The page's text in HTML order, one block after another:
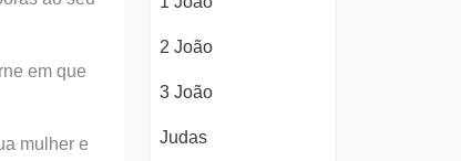
em que
mulher e
2 João
3 João
Judas